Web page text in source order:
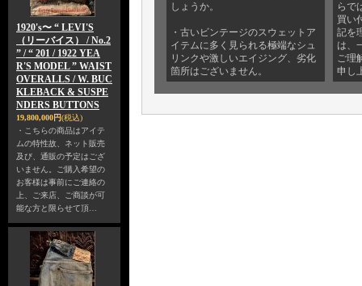
1920's〜 “ LEVI'S
（リーバイス） / No.2
” / “ 201 / 1922 YEA
R'S MODEL ” WAIST
OVERALLS / W. BUC
KLEBACK & SUSPE
NDERS BUTTONS
19,800,000円(税込)
・こちらの商品はアイテ
ムの特性故、ネット販売
及び、通販の予定はござ
いません。ご購入希望の
お客様は事前にご連絡の
上、ご来店、ご商談が可
能な方と限らせて頂…
しょうか。
・古いビンテージのスウェットア
イテムに多く見られる極端なシュ
リンクや激しいエイジング、劣化
箇所はございません。
らで
買い
記を
は、
ご理
申し